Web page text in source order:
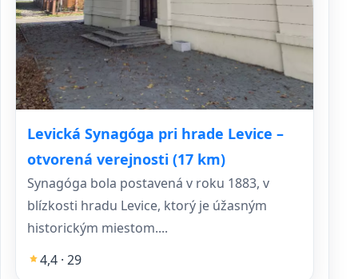
Levická Synagóga pri hrade Levice –
otvorená verejnosti (17 km)
Synagóga bola postavená v roku 1883, v
blízkosti hradu Levice, ktorý je úžasným
historickým miestom....
4,4 · 29